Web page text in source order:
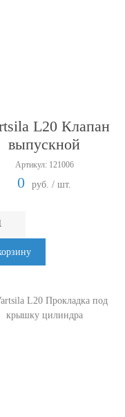
L20 Клапан
выпускной
Артикул: 121006
0 руб. / шт.